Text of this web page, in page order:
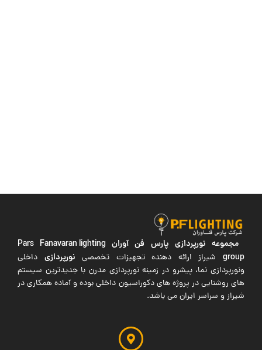
مجموعه نورپردازی پارس فن آوران Pars Fanavaran lighting
groupشیراز ارائه دهنده تجهیزات تخصصی نورپردازی داخلی
ونورپردازی نما، پیشرو در زمینه نورپردازی مدرن با جدیدترین سیستم
های روشنایی در پروژه های دکوراسیون داخلی بوده و آماده همکاری در
شیراز و سراسر ایران می باشد.